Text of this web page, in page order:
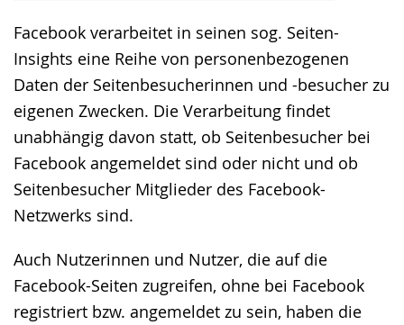
Facebook verarbeitet in seinen sog. Seiten-
Insights eine Reihe von personenbezogenen
Daten der Seitenbesucherinnen und -besucher zu
eigenen Zwecken. Die Verarbeitung findet
unabhängig davon statt, ob Seitenbesucher bei
Facebook angemeldet sind oder nicht und ob
Seitenbesucher Mitglieder des Facebook-
Netzwerks sind.
Auch Nutzerinnen und Nutzer, die auf die
Facebook-Seiten zugreifen, ohne bei Facebook
registriert bzw. angemeldet zu sein, haben die